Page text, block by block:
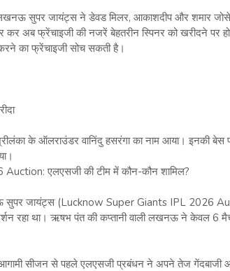
सुपर जायंट्स ने डेवड मिलर, आकाशदीप और शमार जोसेफ
कर अब फ्रेंचाइजी की नजरें बेहतरीन स्पिनर को खरीदने
का फ्रेंचाइजी सोच सकती है।
के ऑलराउंडर वानिंदु हसरंगा का नाम आया। इनकी
एलएसजी की टीम में कौन-कौन शामिल?
जायंट्स (Lucknow Super Giants IPL 2026
रहा था। ऋषभ पंत की कप्तानी वाली लखनऊ ने केवल 6
सीजन से पहले एलएसजी प्रबंधन ने अपने तेज गेंदबाजी